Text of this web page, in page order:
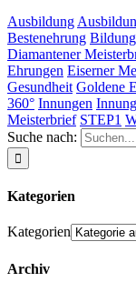
Ausbildung
Bestenehrung Bildung
Diamantener
Ehrungen Eiserner
Gesundheit Goldene
360° Innungen
Meisterbrief STEP1
Suche nach:
Kategorien
Kategorien
Archiv